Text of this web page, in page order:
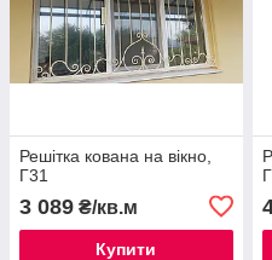
Решітка кована на вікно,
Г31
3 089 ₴/кв.м
Купити